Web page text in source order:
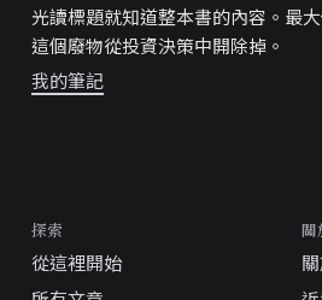
光讀標題就知道整本書的內容。最
這個廢物從投資決策中開除掉。
我的筆記
探索
從這裡開始
關